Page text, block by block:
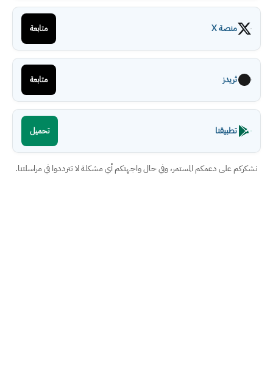
منصة X متابعة
ثريدز متابعة
تطبيقنا تحميل
نشكركم على دعمكم المستمر، وفي حال واجهتكم أي مشكلة لا تترددوا في مراسلتنا.